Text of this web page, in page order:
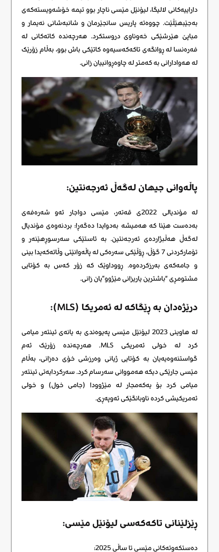
داراییەکانی لالیگا، لیۆنێل مێسی ناچار بوو تیمە خۆشەویستەکەی
بەجێبهێڵێت. چووەتە پاریس سانجێرمان و شانبەشانی نەیمار و
مباپێ هێرشێکی خەوناوی دروستکرد. هەرچەندە کاتەکانی لە
فەرەنسا لە ڕوانگەی تاکەکەسیەوە کاتێکی باش بوو، بەڵام زۆرێک
لە هەوادارانی بە کەمتر لە چاوەڕوانییان زانی.
پاڵەوانی جیهان لەگەڵ ئەرجەنتین:
لە مۆندیالی 2022ی قەتەر، مێسی دواجار ئەو شەرەفەی
بەدەست هێنا کە هەمیشە بەدوایدا دەگەڕا: بردنەوەی مۆندیال
لەگەڵ هەڵبژاردەی ئەرجەنتین. بە ئاستێکی سەرسوڕهێنەر و
تۆمارکردنی 7 گۆڵ، ڕۆڵێکی سەرەکی لە پاڵەوانێتی وڵاتەکەیدا بینی
و جامەکەی بەرزکردەوە. ڕووداوێک کە زۆر کەس بە کۆتایی
مشتومڕی “باشترین یاریزانی مێژوو”یان زانی.
درێژەدان بە ڕێگاکە لە ئەمریکا (MLS):
لە هاوینی 2023 لیۆنێل مێسی پەیوەندی بە یانەی ئینتەر میامی
کرد لە خولی ئەمریکی MLS. هەرچەندە زۆرێک ئەم
گواستنەوەیەیان بە کۆتایی ژیانی وەرزشی خۆی دەزانی، بەڵام
مێسی جارێکی دیکە هەمووانی سەرسام کرد. سەرکردایەتی ئینتەر
میامی کرد بۆ یەکەمجار لە مێژوودا (جامی خول) و خولی
ئەمریکیشی کردە ناوبانگێکی ئەوپەڕی.
ڕێزلێنانی تاکەکەسی لیۆنێل مێسی:
دەستکەوتەکانی مێسی تا ساڵی 2025: